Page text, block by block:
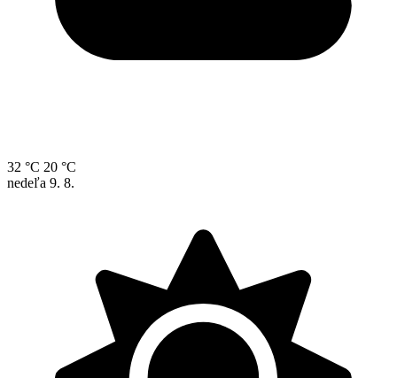
32 °C 20 °C
nedeľa 9. 8.